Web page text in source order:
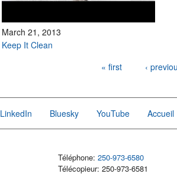
March 21, 2013
Keep It Clean
« first ‹
LinkedIn Bluesky YouTube Accueil
Téléphone: 250-973-6580
Télécopieur: 250-973-6581